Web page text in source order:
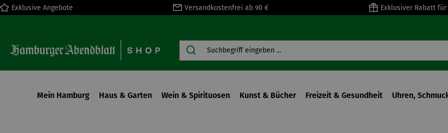
Zur Hauptnavigation springen
Exklusive Angebote Versandkostenfrei ab 90 € Exklusiver Rabatt
Mein Hamburg Haus & Garten Wein & Spirituosen Kunst & Bücher Freizeit & Gesundheit Uhren,